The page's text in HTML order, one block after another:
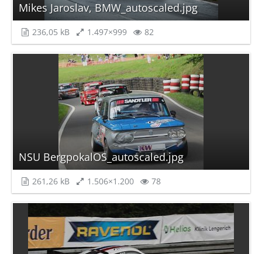
Mikes Jaroslav, BMW_autoscaled.jpg
236,05 kB 1.497×999 82
NSU BergpokalOS_autoscaled.jpg
261,26 kB 1.506×1.200 78